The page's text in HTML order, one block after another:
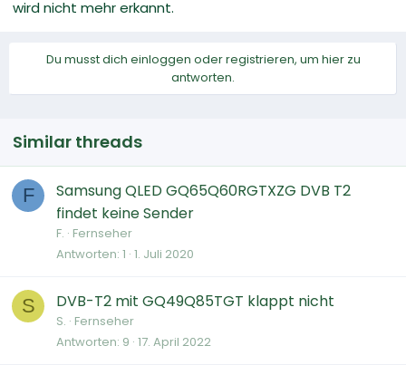
wird nicht mehr erkannt.
Du musst dich einloggen oder registrieren, um hier zu
antworten.
Similar threads
F
Samsung QLED GQ65Q60RGTXZG DVB T2
findet keine Sender
F. Fernseher
Antworten 1 1. Juli 2020
S DVB-T2 mit GQ49Q85TGT klappt nicht
S. Fernseher
Antworten 9 17. April 2022